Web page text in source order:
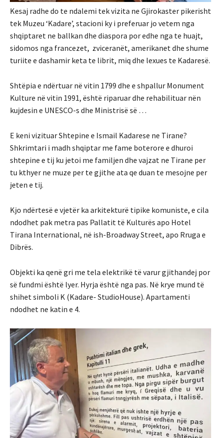
Kesaj radhe do te ndalemi tek vizita ne Gjirokaster pikerisht
tek Muzeu ‘Kadare’, stacioni ky i preferuar jo vetem nga
shqiptaret ne ballkan dhe diaspora por edhe nga te huajt,
sidomos nga francezet, zviceranët, amerikanet dhe shume
turiite e dashamir keta te librit, miq dhe lexues te Kadaresë.
Shtëpia e ndërtuar në vitin 1799 dhe e shpallur Monument
Kulture në vitin 1991, është riparuar dhe rehabilituar nën
kujdesin e UNESCO-s dhe Ministrisë së …
E keni vizituar Shtepine e Ismail Kadarese ne Tirane?
Shkrimtari i madh shqiptar me fame boterore e dhuroi
shtepine e tij ku jetoi me familjen dhe vajzat ne Tirane per
tu kthyer ne muze per te gjithe ata qe duan te mesojne per
jeten e tij.
Kjo ndërtesë e vjetër ka arkitekturë tipike komuniste, e cila
ndodhet pak metra pas Pallatit të Kulturës apo Hotel
Tirana International, në ish-Broadway Street, apo Rruga e
Dibrës.
Objekti ka qenë gri me tela elektrikë të varur gjithandej por
së fundmi është lyer. Hyrja është nga pas. Në krye mund të
shihet simboli K (Kadare- StudioHouse). Apartamenti
ndodhet ne katin e 4.